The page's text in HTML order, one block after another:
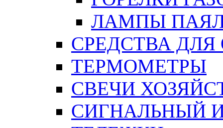
ЛАМПЫ
СРЕДСТВА
ТЕРМОМЕТРЫ
СВЕЧИ
СИГНАЛЬНЫЙ